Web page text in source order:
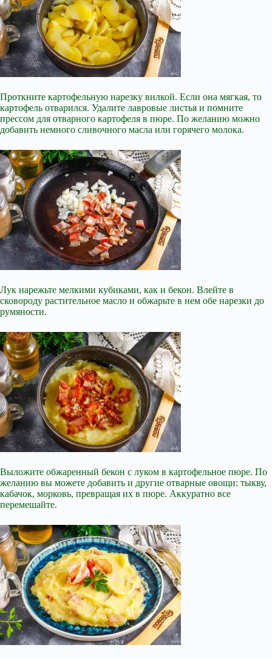
Проткните картофельную нарезку вилкой. Если она мягкая, то
картофель отварился. Удалите лавровые листья и помните
прессом для отварного картофеля в пюре. По желанию можно
добавить немного сливочного масла или горячего молока.
Лук нарежьте мелкими кубиками, как и бекон. Влейте в
сковороду растительное масло и обжарьте в нем обе нарезки до
румяности.
Выложите обжаренный бекон с луком в картофельное пюре. По
желанию вы можете добавить и другие отварные овощи: тыкву,
кабачок, морковь, превращая их в пюре. Аккуратно все
перемешайте.